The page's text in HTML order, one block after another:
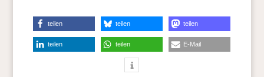
teilen teilen teilen
teilen teilen E-Mail